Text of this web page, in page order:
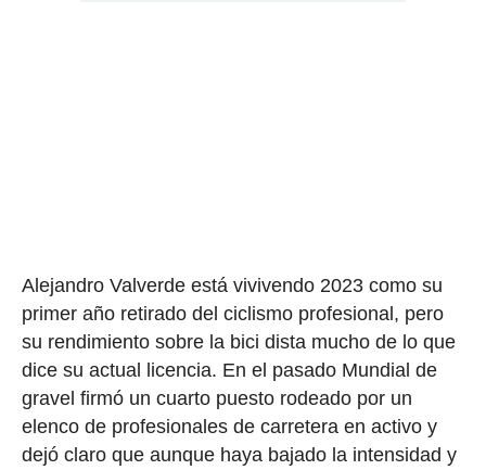
Alejandro Valverde está vivivendo 2023 como su
primer año retirado del ciclismo profesional, pero
su rendimiento sobre la bici dista mucho de lo que
dice su actual licencia. En el pasado Mundial de
gravel firmó un cuarto puesto rodeado por un
elenco de profesionales de carretera en activo y
dejó claro que aunque haya bajado la intensidad y